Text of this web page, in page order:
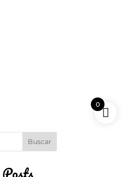
Buscar
0